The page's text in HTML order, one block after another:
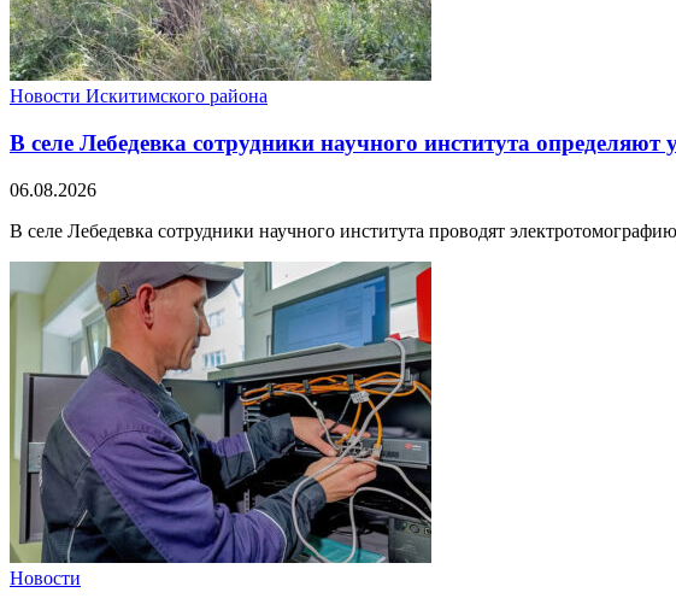
Новости Искитимского района
В селе Лебедевка сотрудники научного института
06.08.2026
В селе Лебедевка сотрудники научного института проводят
Новости